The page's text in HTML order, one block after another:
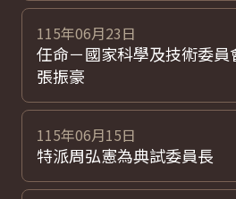
115年06月23日
任命－國家科學及技術委員
張振豪
115年06月15日
特派周弘憲為典試委員長